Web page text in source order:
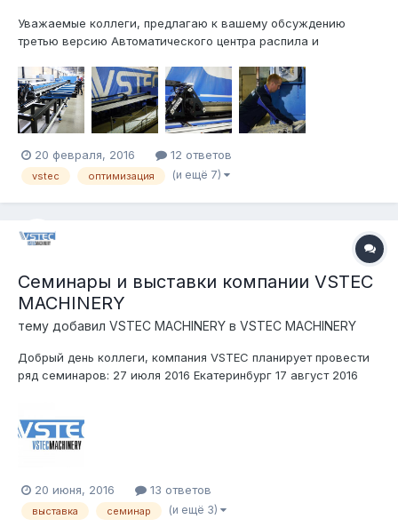
Уважаемые коллеги, предлагаю к вашему обсуждению
третью версию Автоматического центра распила и
мнение. Мы со своей стороны с радостью ответим на все
ваши вопросы, предложения по доработке как интерфейса,
электрики, логики, так и деталей. Ха...
20 февраля, 2016 12 ответов
vstec оптимизация (и ещё 7)
Семинары и выставки компании VSTEC
MACHINERY
тему добавил VSTEC MACHINERY в VSTEC MACHINERY
Добрый день коллеги, компания VSTEC планирует провести
ряд семинаров: 27 июля 2016 Екатеринбург 17 август 2016
22 октября 2016 Алматы и участвовать в выставках:...
20 июня, 2016 13 ответов
выставка семинар (и ещё 3)